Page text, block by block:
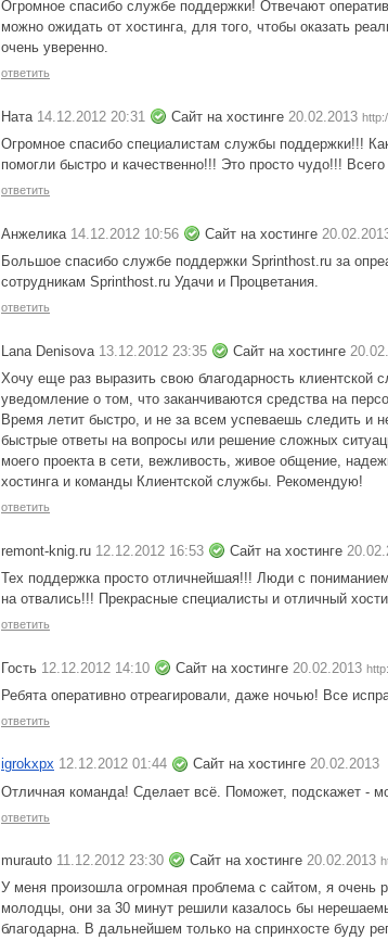
Огромное спасибо службе поддержки! Отвечают
можно ожидать от хостинга, для того, чтобы оказать
очень уверенно.
ответить
Ната 14.12.2012 20:31 Сайт на хостинге 20.02.2013
Огромное спасибо специалистам службы поддержки!!!
помогли быстро и качественно!!! Это просто чудо!!!
ответить
Анжелика 14.12.2012 10:56 Сайт на хостинге
Большое спасибо службе поддержки Sprinthost.ru за
сотрудникам Sprinthost.ru Удачи и Процветания.
ответить
Lana Denisova 13.12.2012 23:35 Сайт на хостинге
Хочу еще раз выразить свою благодарность клиентской
уведомление о том, что заканчиваются средства на
Время летит быстро, и не за всем успеваешь следить и
быстрые ответы на вопросы или решение сложных
моего проекта в сети, вежливость, живое общение,
хостинга и команды Клиентской службы. Рекомендую!
ответить
remont-knig.ru 12.12.2012 16:53 Сайт на хостинге
Тех поддержка просто отличнейшая!!! Люди с
на отвались!!! Прекрасные специалисты и отличный
ответить
Гость 12.12.2012 14:10 Сайт на хостинге 20.02.2013
Ребята оперативно отреагировали, даже ночью! Все
ответить
igrokxpx 12.12.2012 01:44 Сайт на хостинге 20.02.2013
Отличная команда! Сделает всё. Поможет, подскажет -
ответить
murauto 11.12.2012 23:30 Сайт на хостинге 20.02.2013
У меня произошла огромная проблема с сайтом, я очень
молодцы, они за 30 минут решили казалось бы
благодарна. В дальнейшем только на спринхосте буду